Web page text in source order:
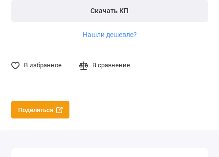
Скачать КП
Нашли дешевле?
В избранное В сравнение
Поделиться